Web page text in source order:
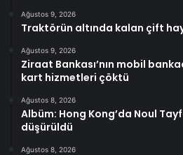
Ağustos 9, 2026
Traktörün altında kalan çift
Ağustos 9, 2026
Ziraat Bankası’nın mobil
kart hizmetleri çöktü
Ağustos 8, 2026
Albüm: Hong Kong’da Noul
düşürüldü
Ağustos 8, 2026